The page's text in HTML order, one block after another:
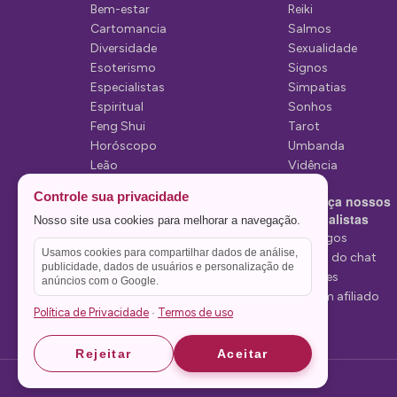
e
p
o
s
t
s
Bem-estar
Cartomancia
Diversidade
Esoterismo
Especialistas
Espiritual
Feng Shui
Horóscopo
Leão
Mediunidade
Mensagens
Reiki
Salmos
Sexualidade
Signos
Simpatias
Sonhos
Tarot
Umbanda
Vidência
Conheça nossos
Especialistas
Tarólogos
Estelas do chat
Videntes
Seja um afiliado
Controle sua privacidade
Nosso site usa cookies para melhorar a navegação.
Usamos cookies para compartilhar dados de análise,
publicidade, dados de usuários e personalização de
anúncios com o Google.
Política de Privacidade · Termos de uso
Rejeitar Aceitar